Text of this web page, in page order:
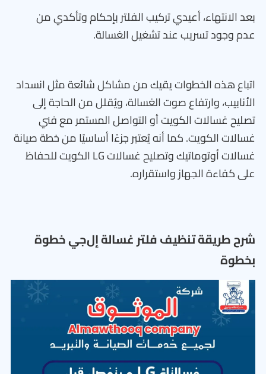
بعد الانتهاء، أعيدي تركيب الفلتر بإحكام وتأكدي من
عدم وجود تسريب عند تشغيل الغسالة.
اتباع هذه الخطوات يقيك من مشاكل شائعة مثل انسداد
الأنابيب، وارتفاع صوت الغسالة، ويُقلل من الحاجة إلى
تصليح غسالات الكويت أو التواصل المستمر مع فني
غسالات الكويت. كما أنه يُعتبر جزءًا أساسيًا من خطة صيانة
غسالات أوتوماتيك وتصليح غسالات LG الكويت للحفاظ
على كفاءة الجهاز واستقراره.
شرح طريقة تنظيف فلتر غسالة إل‌جي خطوة
بخطوة